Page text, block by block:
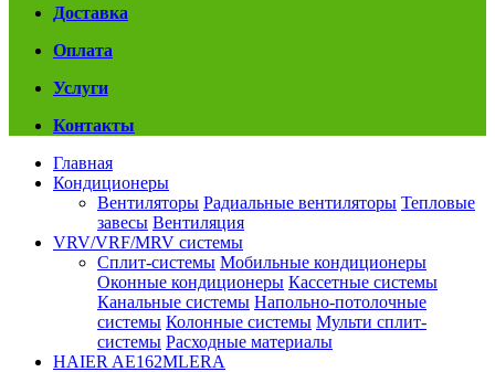
Доставка
Оплата
Услуги
Контакты
Главная
Кондиционеры
Вентиляторы Радиальные вентиляторы Тепловые
завесы Вентиляция
VRV/VRF/MRV системы
Сплит-системы Мобильные кондиционеры
Оконные кондиционеры Кассетные системы
Канальные системы Напольно-потолочные
системы Колонные системы Мульти сплит-
системы Расходные материалы
HAIER AE162MLERA